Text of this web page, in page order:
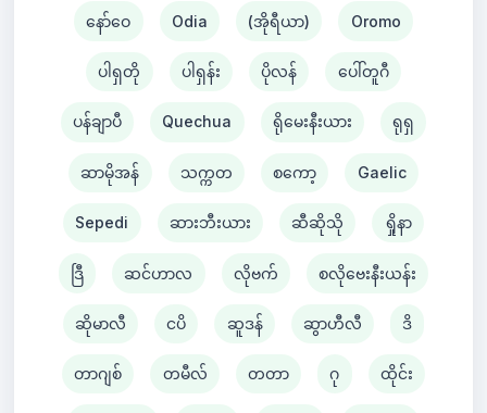
နော်ဝေ Odia (အိုရီယာ) Oromo
ပါရှတို ပါရှန်း ပိုလန် ပေါ်တူဂီ
ပန်ချာပီ Quechua ရိုမေးနီးယား ရုရှ
ဆာမိုအန် သက္ကတ စကော့ Gaelic
Sepedi ဆားဘီးယား ဆီဆိုသို ရှိုနာ
ဒြီ ဆင်ဟာလ လိုဗက် စလိုဗေးနီးယန်း
ဆိုမာလီ ငပိ ဆူဒန် ဆွာဟီလီ ဒိ
တာဂျစ် တမီလ် တတာ ဂု ထိုင်း